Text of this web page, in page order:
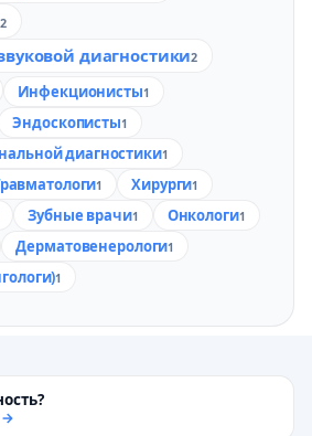
2
диагностики2
Инфекционисты1
Эндоскописты1
диагностики1
1 Хирурги1
Зубные врачи1 Онкологи1
Дерматовенерологи1
1
→